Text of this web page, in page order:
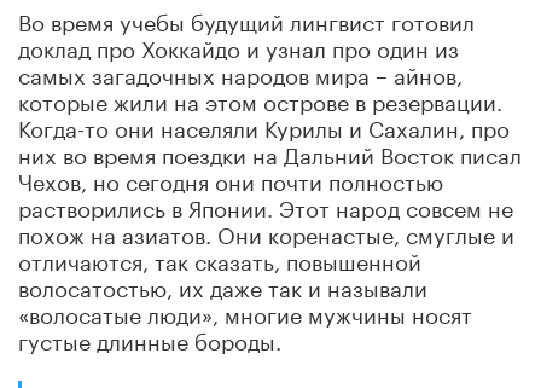
Во время учебы будущий лингвист готовил
доклад про Хоккайдо и узнал про один из
самых загадочных народов мира – айнов,
которые жили на этом острове в резервации.
Когда-то они населяли Курилы и Сахалин, про
них во время поездки на Дальний Восток писал
Чехов, но сегодня они почти полностью
растворились в Японии. Этот народ совсем не
похож на азиатов. Они коренастые, смуглые и
отличаются, так сказать, повышенной
волосатостью, их даже так и называли
«волосатые люди», многие мужчины носят
густые длинные бороды.